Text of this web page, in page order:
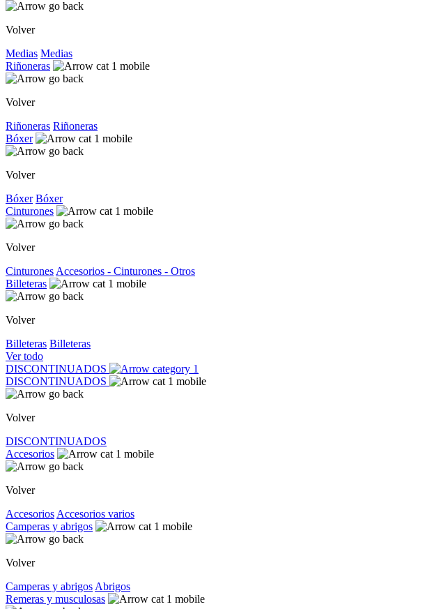
Volver
Medias Medias
Riñoneras
Volver
Riñoneras Riñoneras
Bóxer
Volver
Bóxer Bóxer
Cinturones
Volver
Cinturones Accesorios - Cinturones - Otros
Billeteras
Volver
Billeteras Billeteras
Ver todo
DISCONTINUADOS
DISCONTINUADOS
Volver
DISCONTINUADOS
Accesorios
Volver
Accesorios Accesorios varios
Camperas y abrigos
Volver
Camperas y abrigos Abrigos
Remeras y musculosas